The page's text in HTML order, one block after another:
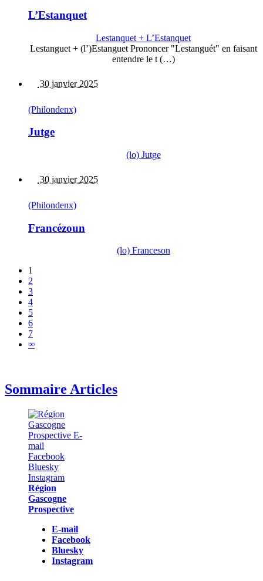
L’Estanquet
Lestanquet + L’Estanquet
Lestanguet + (l’)Estanguet Prononcer "Lestanguét" en faisant
entendre le t (…)
30 janvier 2025
(Philondenx)
Jutge
(lo) Jutge
30 janvier 2025
(Philondenx)
Francézoun
(lo) Franceson
1
2
3
4
5
6
7
∞
Sommaire Articles
Région
Gascogne
Prospective
E-mail
Facebook
Bluesky
Instagram